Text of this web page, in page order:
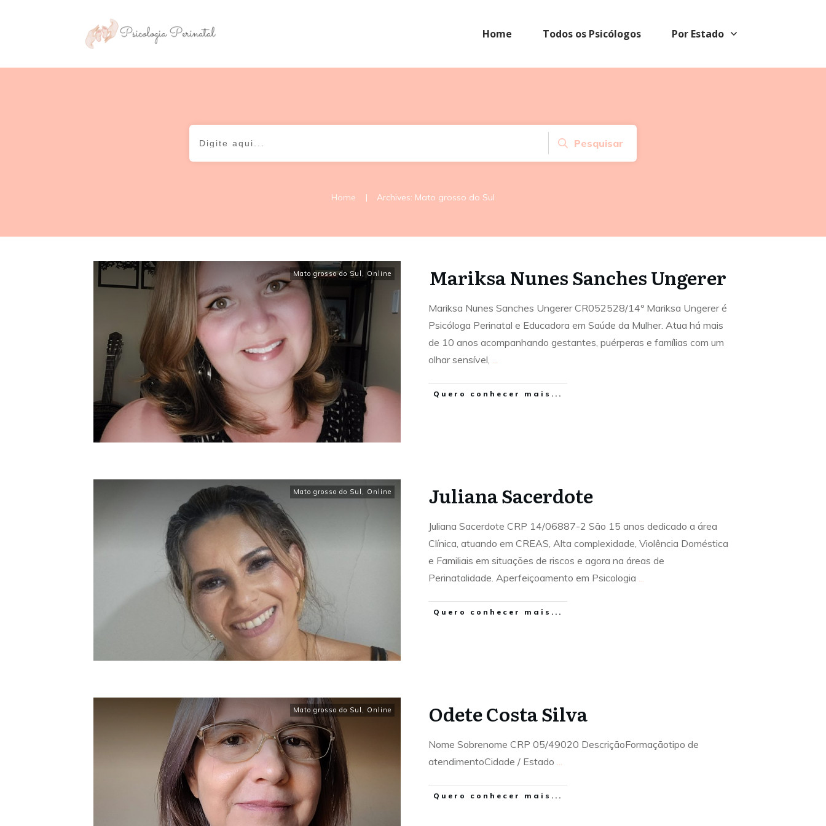
Home Todos os Psicólogos Por Estado
Pesquisar
Home | Archives: Mato grosso do Sul
Mato grosso do Sul , Online Mariksa Nunes Sanches Ungerer
Mariksa Nunes Sanches Ungerer CR052528/14º Mariksa Ungerer é
Psicóloga Perinatal e Educadora em Saúde da Mulher. Atua há mais
de 10 anos acompanhando gestantes, puérperas e famílias com um
olhar sensível, ...
Quero conhecer mais...
Mato grosso do Sul , Online Juliana Sacerdote
Juliana Sacerdote CRP 14/06887-2 São 15 anos dedicado a área
Clínica, atuando em CREAS, Alta complexidade, Violência Doméstica
e Familiais em situações de riscos e agora na áreas de
Perinatalidade. Aperfeiçoamento em Psicologia ...
Quero conhecer mais...
Mato grosso do Sul , Online Odete Costa Silva
Nome Sobrenome CRP 05/49020 DescriçãoFormaçãotipo de
atendimentoCidade / Estado ...
Quero conhecer mais...